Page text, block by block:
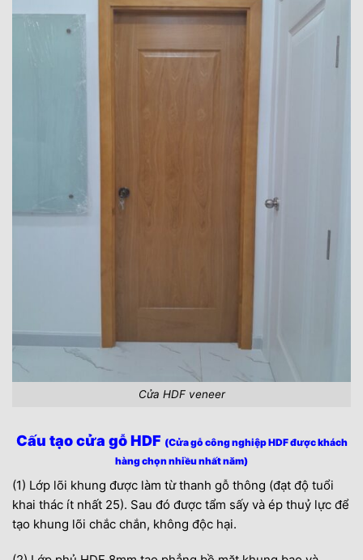
Cửa HDF veneer
Cấu tạo cửa gỗ HDF (Cửa gỗ công nghiệp HDF được khách
hàng chọn nhiều nhất năm)
(1) Lớp lõi khung được làm từ thanh gỗ thông (đạt độ tuổi
khai thác ít nhất 25). Sau đó được tẩm sấy và ép thuỷ lực để
tạo khung lõi chắc chắn, không độc hại.